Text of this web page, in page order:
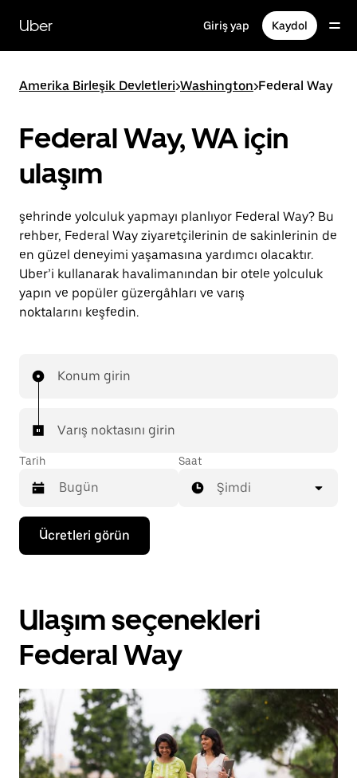
içeriğe
gidinUber Giriş yap Kaydol
Amerika Birleşik Devletleri>Washington>Federal Way
Federal Way, WA için
ulaşım
şehrinde yolculuk yapmayı planlıyor Federal Way? Bu
rehber, Federal Way ziyaretçilerinin de sakinlerinin de
en güzel deneyimi yaşamasına yardımcı olacaktır.
Uber’i kullanarak havalimanından bir otele yolculuk
yapın ve popüler güzergâhları ve varış
noktalarını keşfedin.
Konum girin
Varış noktasını girin
Tarih
Takvimle
etkileşime
geçmek
seçmek
için
ok
Takvimi
kapatmak
için
escape
tuşuna
basın.
Saat
Şimdi
Ücretleri görün
Ulaşım seçenekleri
Federal Way